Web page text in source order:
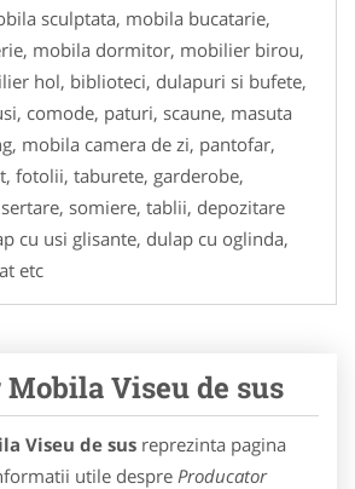
sculptata, mobila bucatarie,
mobila dormitor, mobilier birou,
hol, biblioteci, dulapuri si bufete,
comode, paturi, scaune, masuta
mobila camera de zi, pantofar,
fotolii, taburete, garderobe,
somiere, tablii, depozitare
cu usi glisante, dulap cu oglinda,
etc
Viseu de sus
Viseu de sus reprezinta pagina
utile despre Producator